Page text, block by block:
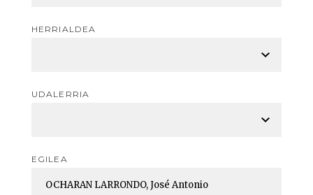
HERRIALDEA
UDALERRIA
EGILEA